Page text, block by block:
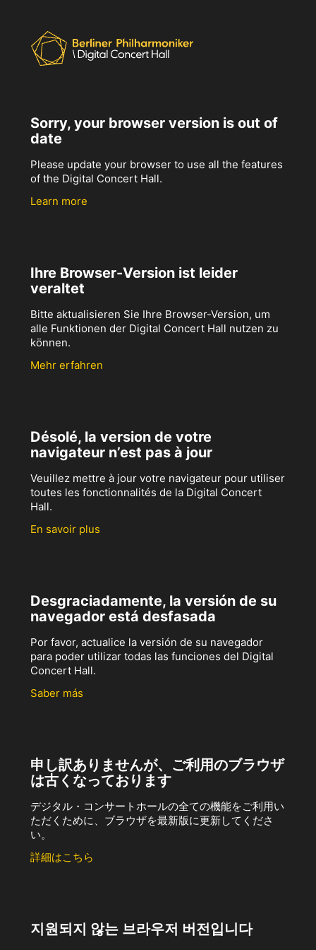
Sorry, your browser version is out of
date
Please update your browser to use all the features
of the Digital Concert Hall.
Learn more
Ihre Browser-Version ist leider
veraltet
Bitte aktualisieren Sie Ihre Browser-Version, um
alle Funktionen der Digital Concert Hall nutzen zu
können.
Mehr erfahren
Désolé, la version de votre
navigateur n’est pas à jour
Veuillez mettre à jour votre navigateur pour utiliser
toutes les fonctionnalités de la Digital Concert
Hall.
En savoir plus
Desgraciadamente, la versión de su
navegador está desfasada
Por favor, actualice la versión de su navegador
para poder utilizar todas las funciones del Digital
Concert Hall.
Saber más
申し訳ありませんが、ご利用のブラウザ
は古くなっております
デジタル・コンサートホールの全ての機能をご利用い
ただくために、ブラウザを最新版に更新してくださ
い。
詳細はこちら
지원되지 않는 브라우저 버전입니다